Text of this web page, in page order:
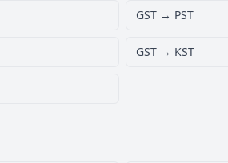
GST → PST
GST → KST